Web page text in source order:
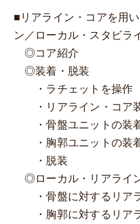
■リアライン・コアを用
ン／ローカル・スタビラ
◎コア紹介
◎装着・脱装
・ラチェットを操作
・リアライン・コア
・骨盤ユニットの装
・胸郭ユニットの装
・脱装
◎ローカル・リアライ
・骨盤に対するリア
・胸郭に対するリア